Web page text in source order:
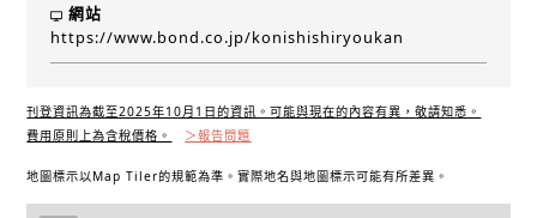
網站
https://www.bond.co.jp/konishishiryoukan
刊登資訊為截至2025年10月1日的資訊。可能與現在的內容有異，敬請知悉。
費用原則上為含稅價格。
＞報告問題
地圖標示以Map Tiler的規範為準。實際地名與地圖標示可能有所差異。